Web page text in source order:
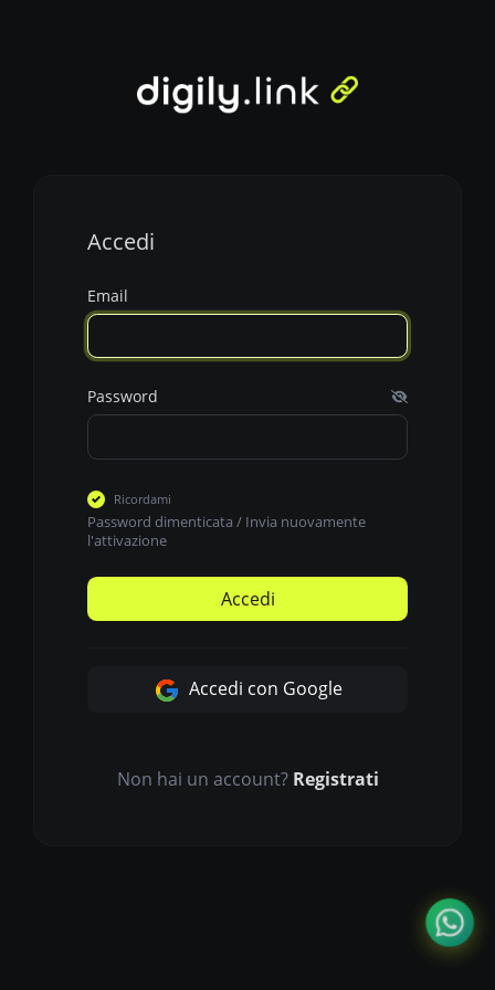
Accedi
Email
Password
Ricordami
Password dimenticata / Invia nuovamente
l'attivazione
Accedi
Accedi con Google
Non hai un account? Registrati